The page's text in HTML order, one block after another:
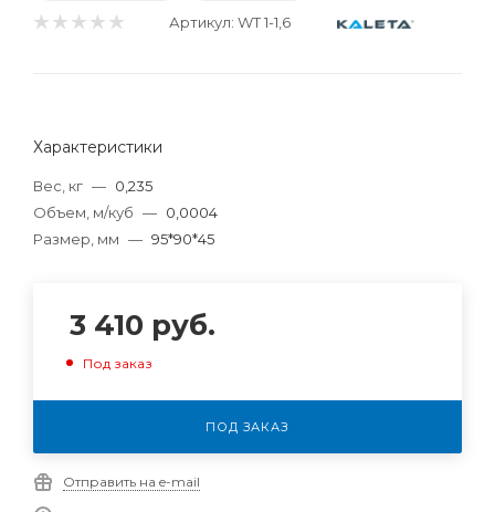
Артикул: WT 1-1,6
Характеристики
Вес, кг — 0,235
Объем, м/куб — 0,0004
Размер, мм — 95*90*45
3 410 руб.
Под заказ
ПОД ЗАКАЗ
Отправить на e-mail